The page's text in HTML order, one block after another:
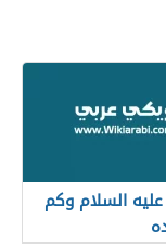
عليه السلام وكم